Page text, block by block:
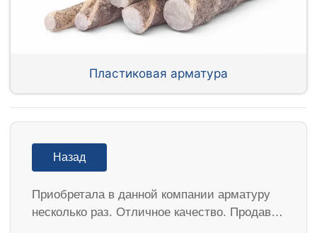
Пластиковая арматура
Назад
Приобретала в данной компании арматуру
несколько раз. Отличное качество. Продав…